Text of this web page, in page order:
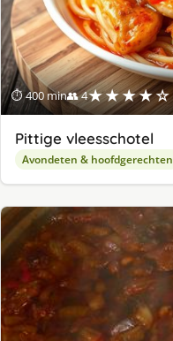
⏱ 400 min👥 4★★★★☆
Pittige vleesschotel
Avondeten & hoofdgerechten